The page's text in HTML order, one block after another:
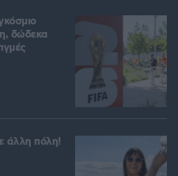
δώδεκα
άλλη πόλη!